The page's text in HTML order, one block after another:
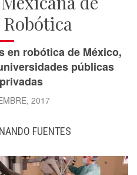
en robótica de México,
públicas
2017
FUENTES